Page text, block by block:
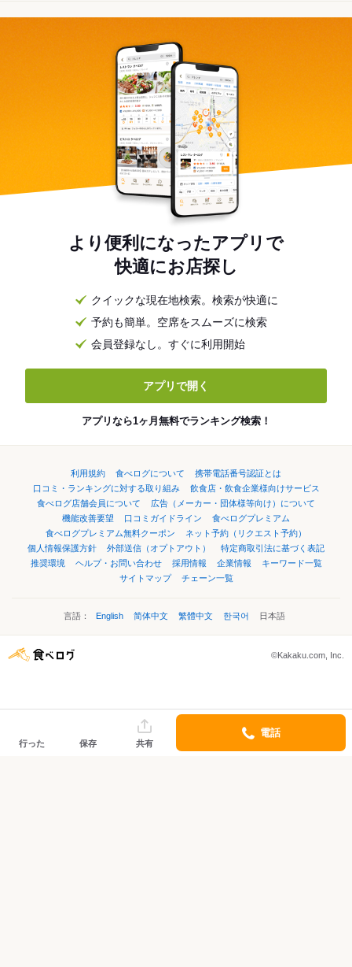
より便利になったアプリで
快適にお店探し
クイックな現在地検索。検索が快適に
予約も簡単。空席をスムーズに検索
会員登録なし。すぐに利用開始
アプリで開く
アプリなら1ヶ月無料でランキング検索！
利用規約 食べログについて
携帯電話番号認証とは
口コミ・ランキングに対する取り組み
飲食店・飲食企業様向けサービス
食べログ店舗会員について
広告（メーカー・団体様等向け）について
機能改善要望
口コミガイドライン
食べログプレミアム
食べログプレミアム無料クーポン
ネット予約（リクエスト予約）
個人情報保護方針
外部送信（オプトアウト）
特定商取引法に基づく表記
推奨環境
ヘルプ・お問い合わせ 採用情報 企業情報
キーワード一覧
サイトマップ
チェーン一覧
言語： English 简体中文 繁體中文 한국어 日本語
©Kakaku.com, Inc.
行った 保存 共有
電話